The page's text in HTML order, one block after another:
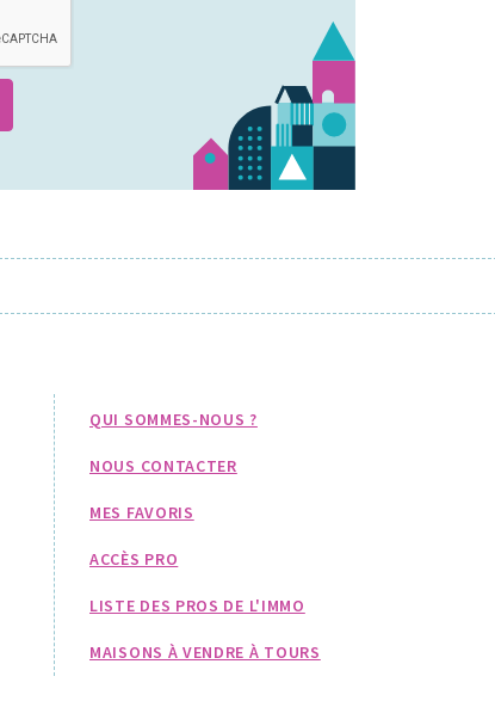
QUI SOMMES-NOUS ?
NOUS CONTACTER
MES FAVORIS
ACCÈS PRO
LISTE DES PROS DE L'IMMO
MAISONS À VENDRE À TOURS